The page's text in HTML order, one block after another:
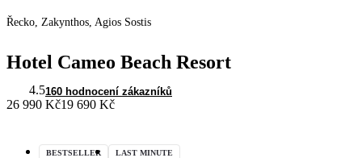
Řecko, Zakynthos, Agios Sostis
Hotel Cameo Beach Resort
4.5160 hodnocení zákazníků
26 990 Kč19 690 Kč
BESTSELLER LAST MINUTE